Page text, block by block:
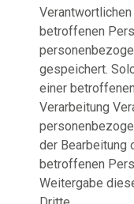
betroffenen
gespeichert.
einer
Verarbeitung
der Bearbeitung
betroffenen
Weitergabe